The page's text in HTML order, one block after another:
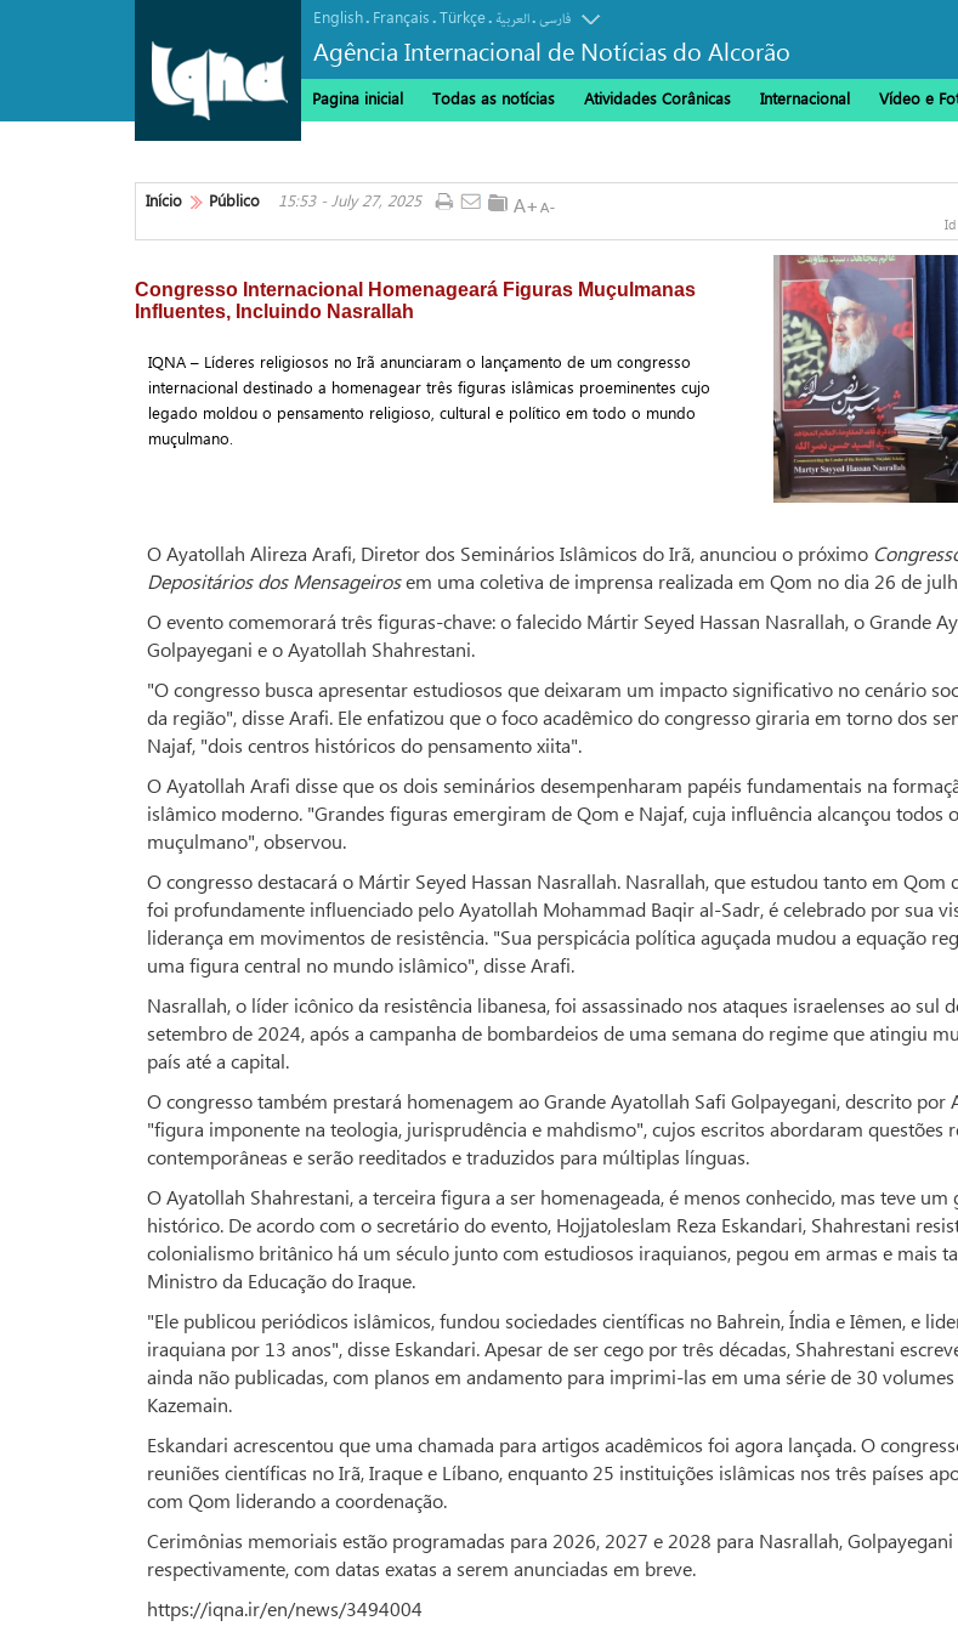
English. Français.Türkçe. العربیة.فارسی
Agência Internacional de Notícias do Alcorão
Pagina inicial Todas as notícias Atividades Corânicas Internacional Vídeo e
Início Público 15:53 - July 27, 2025
Congresso Internacional Homenageará Figuras Muçulmanas
Influentes, Incluindo Nasrallah
IQNA – Líderes religiosos no Irã anunciaram o lançamento de um congresso
internacional destinado a homenagear três figuras islâmicas proeminentes cujo
legado moldou o pensamento religioso, cultural e político em todo o mundo
muçulmano.
O Ayatollah Alireza Arafi, Diretor dos Seminários Islâmicos do Irã, anunciou o próximo
Depositários dos Mensageirosem uma coletiva de imprensa realizada em Qom no dia 26 de
O evento comemorará três figuras-chave: o falecido Mártir Seyed Hassan Nasrallah, o Grande
Golpayegani e o Ayatollah Shahrestani.
"O congresso busca apresentar estudiosos que deixaram um impacto significativo no cenário
da região", disse Arafi. Ele enfatizou que o foco acadêmico do congresso giraria em torno dos
Najaf, "dois centros históricos do pensamento xiita".
O Ayatollah Arafi disse que os dois seminários desempenharam papéis fundamentais na
islâmico moderno. "Grandes figuras emergiram de Qom e Najaf, cuja influência alcançou todos
muçulmano", observou.
O congresso destacará o Mártir Seyed Hassan Nasrallah. Nasrallah, que estudou tanto em Qom
foi profundamente influenciado pelo Ayatollah Mohammad Baqir al-Sadr, é celebrado por sua
liderança em movimentos de resistência. "Sua perspicácia política aguçada mudou a equação
uma figura central no mundo islâmico", disse Arafi.
Nasrallah, o líder icônico da resistência libanesa, foi assassinado nos ataques israelenses ao sul
setembro de 2024, após a campanha de bombardeios de uma semana do regime que atingiu
país até a capital.
O congresso também prestará homenagem ao Grande Ayatollah Safi Golpayegani, descrito por
"figura imponente na teologia, jurisprudência e mahdismo", cujos escritos abordaram questões
contemporâneas e serão reeditados e traduzidos para múltiplas línguas.
O Ayatollah Shahrestani, a terceira figura a ser homenageada, é menos conhecido, mas teve
histórico. De acordo com o secretário do evento, Hojjatoleslam Reza Eskandari, Shahrestani
colonialismo britânico há um século junto com estudiosos iraquianos, pegou em armas e mais
Ministro da Educação do Iraque.
"Ele publicou periódicos islâmicos, fundou sociedades científicas no Bahrein, Índia e Iêmen, e
iraquiana por 13 anos", disse Eskandari. Apesar de ser cego por três décadas, Shahrestani
ainda não publicadas, com planos em andamento para imprimi-las em uma série de 30
Kazemain.
Eskandari acrescentou que uma chamada para artigos acadêmicos foi agora lançada. O
reuniões científicas no Irã, Iraque e Líbano, enquanto 25 instituições islâmicas nos três países
com Qom liderando a coordenação.
Cerimônias memoriais estão programadas para 2026, 2027 e 2028 para Nasrallah, Golpayegani
respectivamente, com datas exatas a serem anunciadas em breve.
https://iqna.ir/en/news/3494004